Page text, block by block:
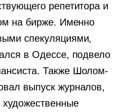
репетитора и
на бирже. Именно
спекуляциями,
в Одессе, подвело
Также Шолом-
выпуск журналов,
художественные